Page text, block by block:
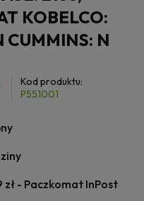
KOBELCO:
N
Kod produktu:
P551001
zł - Paczkomat InPost